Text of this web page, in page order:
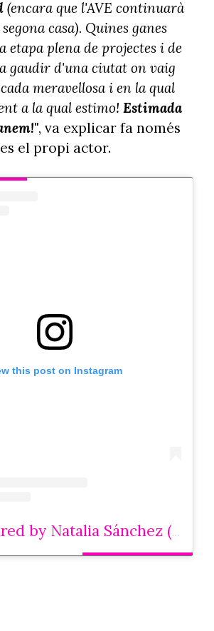
(encara que l'AVE continuarà
casa). Quines ganes
etapa plena de projectes i de
gaudir d'una ciutat on vaig
meravellosa i en la qual
a la qual estimo! Estimada
, va explicar fa només
el propi actor.
this post on Instagram
A post shared by Natalia Sánchez (@natasanchezmol)